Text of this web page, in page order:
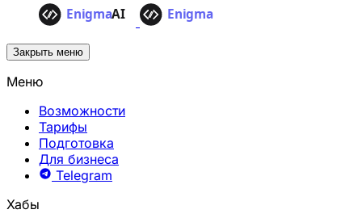
Закрыть меню
Меню
Возможности
Тарифы
Подготовка
Для бизнеса
Telegram
Хабы